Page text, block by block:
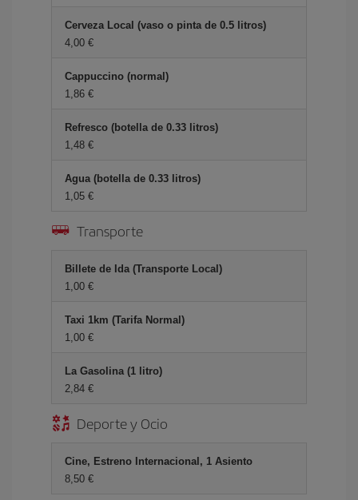
Cerveza Local (vaso o pinta de 0.5 litros)
4,00 €
Cappuccino (normal)
1,86 €
Refresco (botella de 0.33 litros)
1,48 €
Agua (botella de 0.33 litros)
1,05 €
Transporte
Billete de Ida (Transporte Local)
1,00 €
Taxi 1km (Tarifa Normal)
1,00 €
La Gasolina (1 litro)
2,84 €
Deporte y Ocio
Cine, Estreno Internacional, 1 Asiento
8,50 €